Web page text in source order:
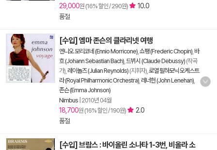
29,000원 (16% 할인 / 290원)
10.0
품절
[수입] 엠마 존슨의 클라리넷 여행
엔니오 모리코네 (Ennio Morricone) 쇼팽 (Frederic Chopin) 바
흐 (Johann Sebastian Bach) 드뷔시 (Claude Debussy) (작곡
가), 레이놀즈 (Julian Reynolds) (지휘자), 로열 필하모닉 오케스트
라 (Royal Philharmonic Orchestra) 레너헌 (John Lenehan)
존슨 (Emma Johnson)
Nimbus 2010년 04월
18,700원 (16% 할인 / 190원)
2.0
품절
[수입] 브람스 : 바이올린 소나타 1-3번, 비올라 소